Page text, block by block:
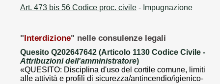
Art. 473 bis 56 Codice proc. civile - Impugnazione
"Interdizione" nelle consulenze legali
Quesito Q202647642 (Articolo 1130 Codice Civile -
Attribuzioni dell'amministratore)
«QUESITO: Disciplina d'uso del cortile comune, limiti
alle attività e profili di sicurezza/antincendio/igienico-